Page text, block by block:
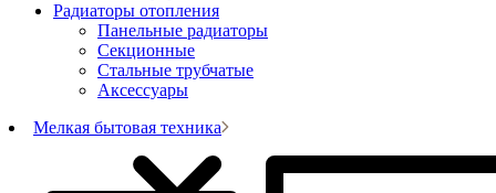
Радиаторы отопления
Панельные радиаторы
Секционные
Стальные трубчатые
Аксессуары
Мелкая бытовая техника